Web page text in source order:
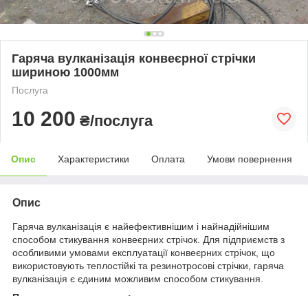
Гаряча вулканізація конвеєрної стрічки
шириною 1000мм
Послуга
10 200 ₴/послуга
Опис Характеристики Оплата Умови повернення
Опис
Гаряча вулканізація є найефективнішим і найнадійнішим
способом стикування конвеєрних стрічок. Для підприємств з
особливими умовами експлуатації конвеєрних стрічок, що
використовують теплостійкі та резинотросові стрічки, гаряча
вулканізація є єдиним можливим способом стикування.